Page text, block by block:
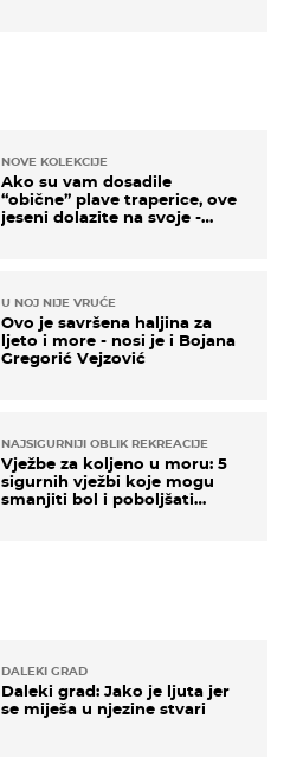
DALEKI GRAD
Daleki grad: Jako je ljuta jer
se miješa u njezine stvari
NOVE KOLEKCIJE
Ako su vam dosadile
“obične” plave traperice, ove
jeseni dolazite na svoje -
U NOJ NIJE VRUĆE
Ovo je savršena haljina za
ljeto i more - nosi je i Bojana
Gregorić Vejzović
NAJSIGURNIJI OBLIK REKREACIJE
Vježbe za koljeno u moru: 5
sigurnih vježbi koje mogu
smanjiti bol i poboljšati